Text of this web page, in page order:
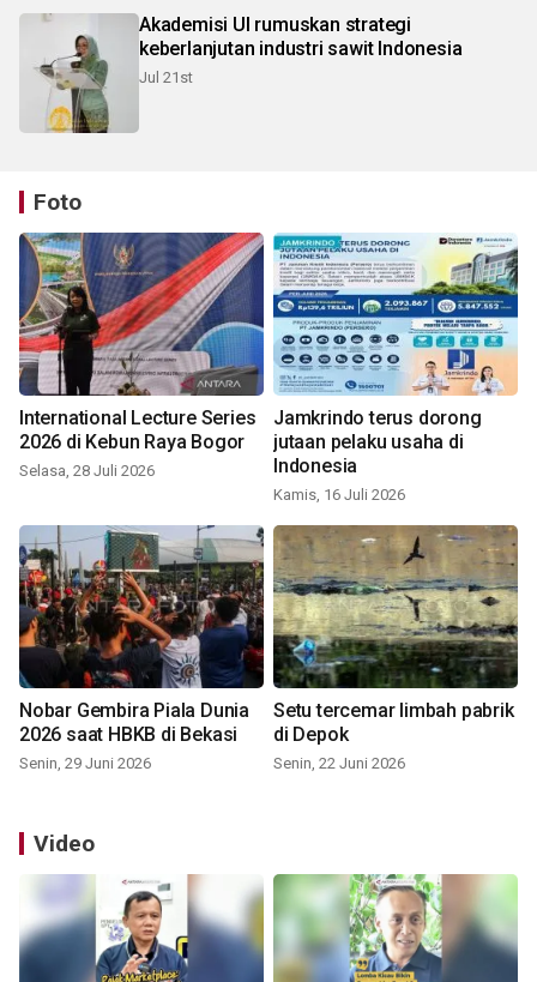
Akademisi UI rumuskan strategi
keberlanjutan industri sawit Indonesia
Jul 21st
Foto
International Lecture Series
2026 di Kebun Raya Bogor
Selasa, 28 Juli 2026
Jamkrindo terus dorong
jutaan pelaku usaha di
Indonesia
Kamis, 16 Juli 2026
Nobar Gembira Piala Dunia
2026 saat HBKB di Bekasi
Senin, 29 Juni 2026
Setu tercemar limbah pabrik
di Depok
Senin, 22 Juni 2026
Video